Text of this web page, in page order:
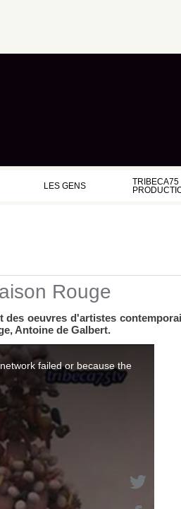
LES GENS
TRIBECA75
Rouge
oeuvres d'artistes
Antoine de Galbert.